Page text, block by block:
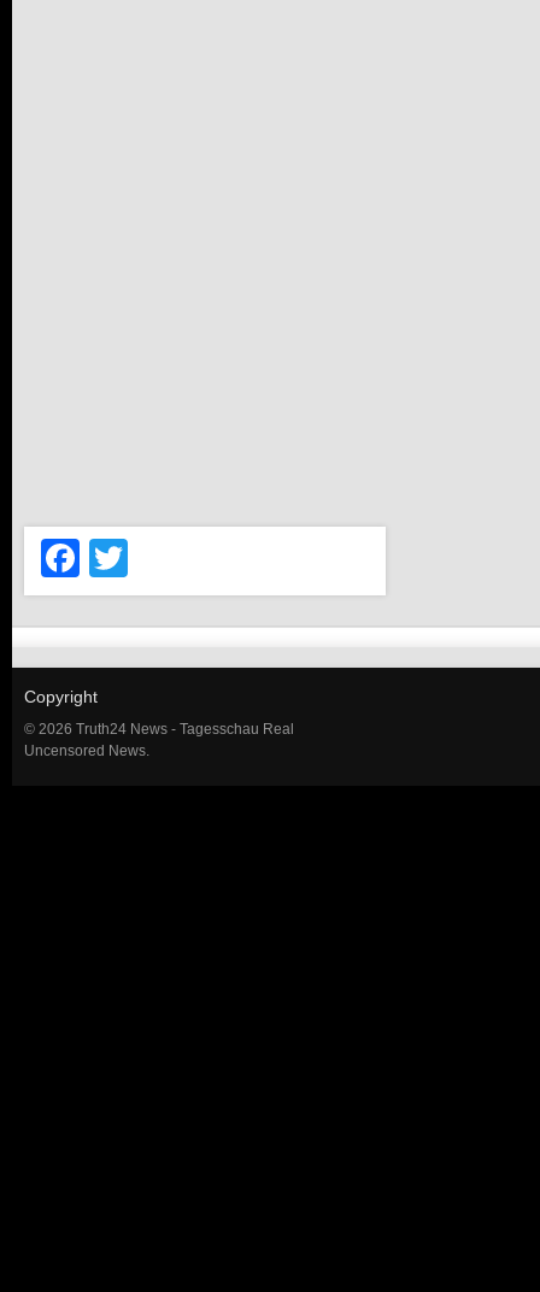
Facebook
Copyright
© 2026 Truth24 News - Tagesschau Real
Uncensored News.